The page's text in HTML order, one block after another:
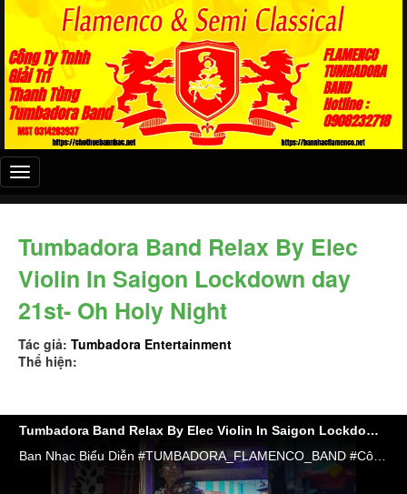
Đây
là
menu
Tumbadora Band Relax By Elec
Violin In Saigon Lockdown day
21st- Oh Holy Night
Tác giả: Tumbadora Entertainment
Thể hiện:
Tumbadora Band Relax By Elec Violin In Saigon Lockdown day 21st- Oh Holy Night